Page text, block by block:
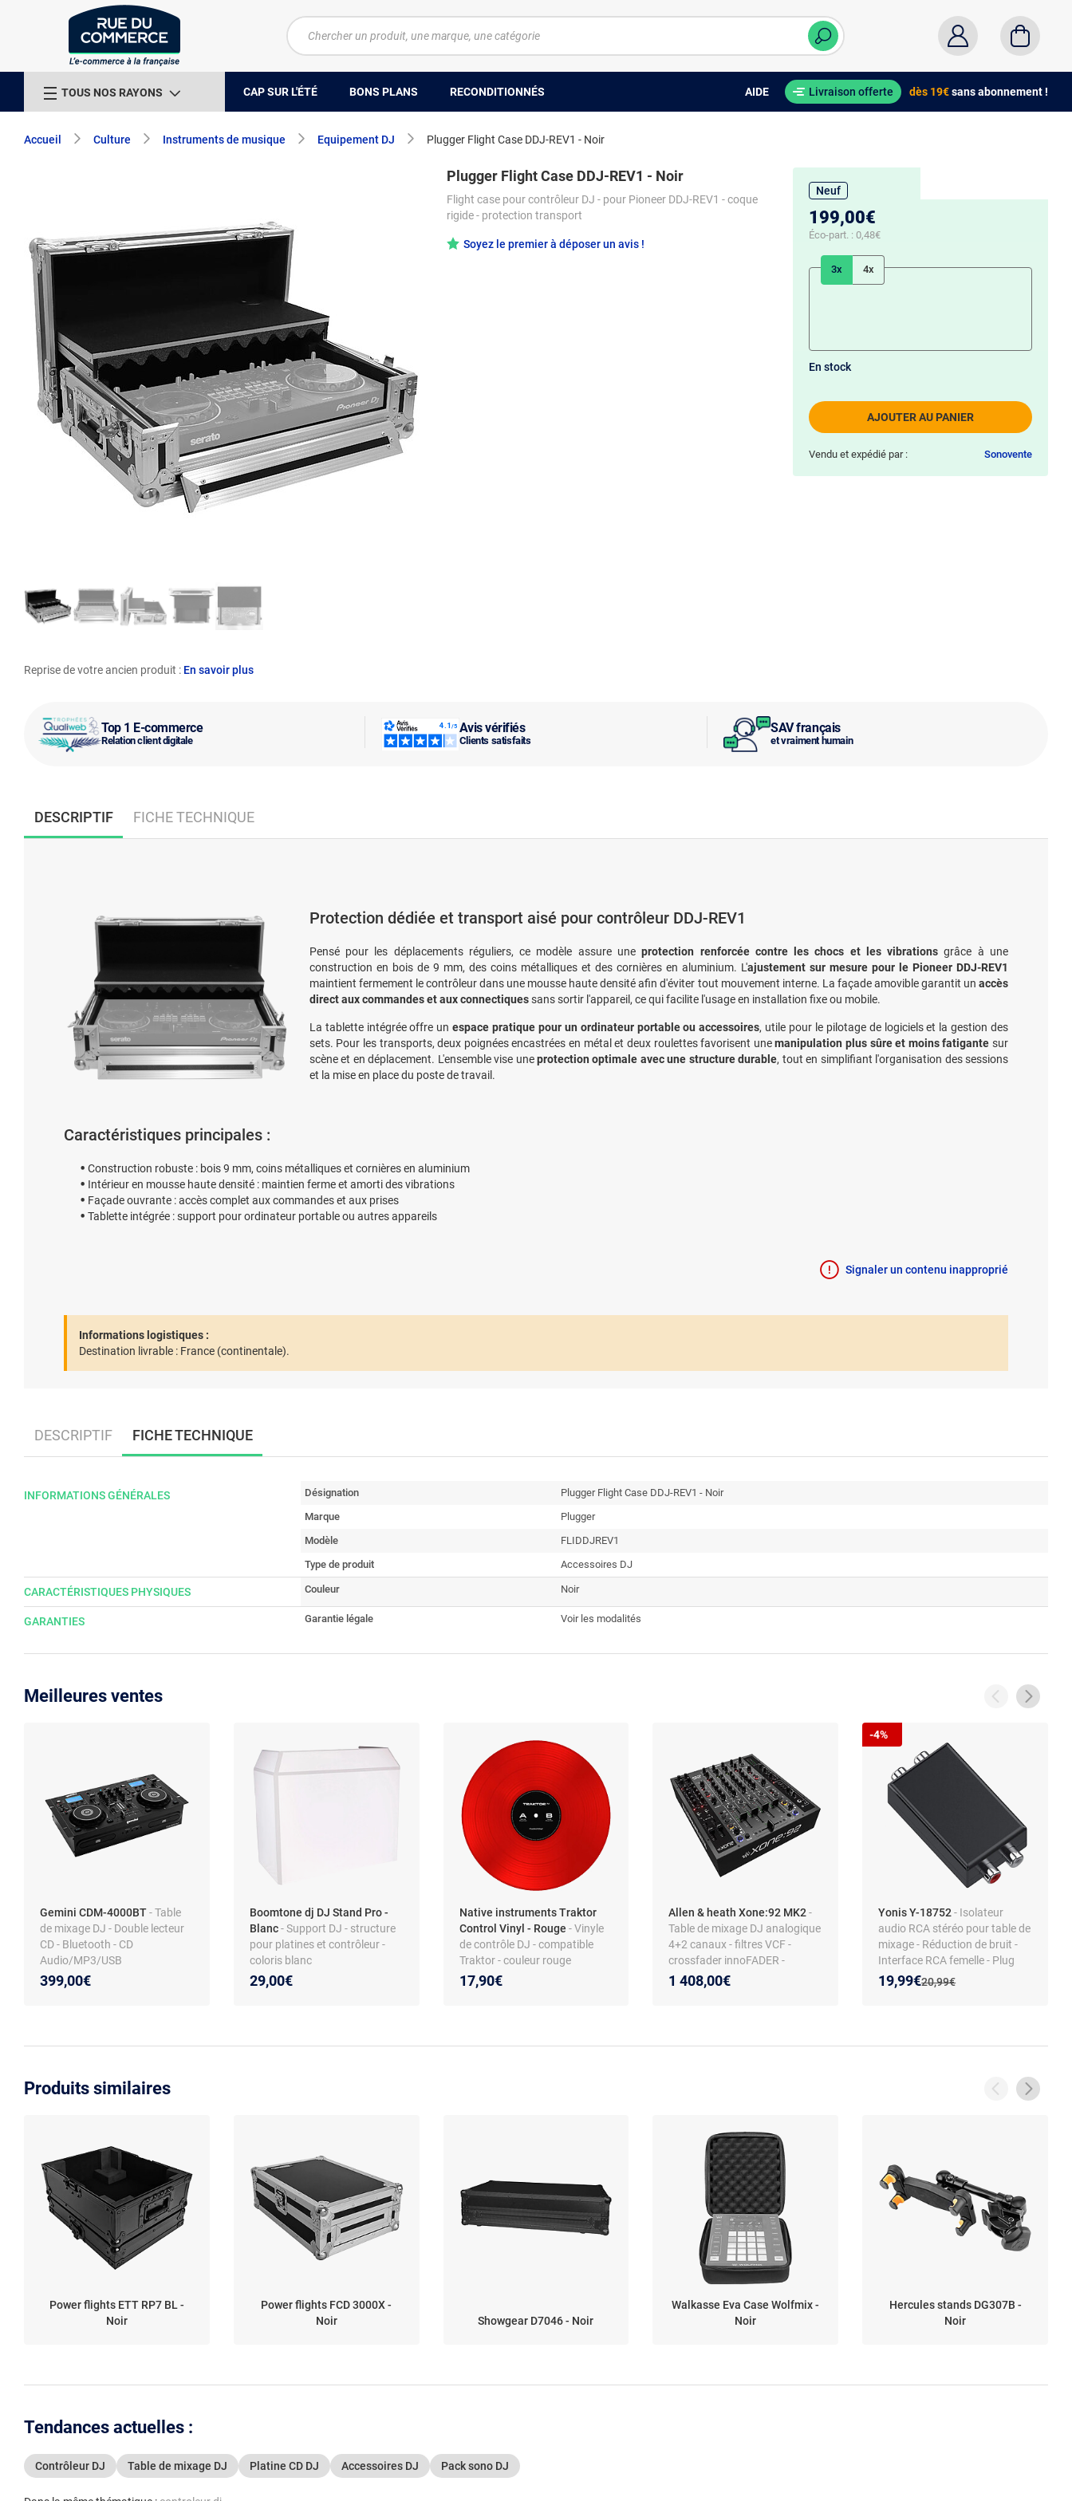
TOUS NOS RAYONS CAP SUR L'ÉTÉ BONS PLANS RECONDITIONNÉS AIDE Livraison offerte dès 19€sans abonnement !
Accueil Culture Instruments de musique Equipement DJ Plugger Flight Case DDJ-REV1 - Noir
Top 1 E-commerce
Relation client digitale
Avis vérifiés
Clients satisfaits
SAV français
et vraiment humain
Reprise de votre ancien produit : En savoir plus
Plugger Flight Case DDJ-REV1 - Noir
Flight case pour contrôleur DJ - pour Pioneer DDJ-REV1 - coque
rigide - protection transport
Soyez le premier à déposer un avis !
Neuf
199,00€
Éco-part. : 0,48€
3x 4x
AJOUTER AU PANIER
En stock
Vendu et expédié par : Sonovente
DESCRIPTIF FICHE TECHNIQUE
Protection dédiée et transport aisé pour contrôleur DDJ-REV1
Pensé pour les déplacements réguliers, ce modèle assure uneprotection renforcée contre les chocs et les vibrations grâce à une
construction en bois de 9 mm, des coins métalliques et des cornières en aluminium. L'ajustement sur mesure pour le Pioneer DDJ-REV1
maintient fermement le contrôleur dans une mousse haute densité afin d'éviter tout mouvement interne. La façade amovible garantit un accès
direct aux commandes et aux connectiquessans sortir l'appareil, ce qui facilite l'usage en installation fixe ou mobile.
La tablette intégrée offre unespace pratique pour un ordinateur portable ou accessoires, utile pour le pilotage de logiciels et la gestion des
sets. Pour les transports, deux poignées encastrées en métal et deux roulettes favorisent unemanipulation plus sûre et moins fatigante sur
scène et en déplacement. L'ensemble vise uneprotection optimale avec une structure durable, tout en simplifiant l'organisation des sessions
et la mise en place du poste de travail.
Caractéristiques principales :
Construction robuste : bois 9 mm, coins métalliques et cornières en aluminium
Intérieur en mousse haute densité : maintien ferme et amorti des vibrations
Façade ouvrante : accès complet aux commandes et aux prises
Tablette intégrée : support pour ordinateur portable ou autres appareils
Signaler un contenu inapproprié
Informations logistiques :
Destination livrable : France (continentale).
DESCRIPTIF FICHE TECHNIQUE
INFORMATIONS GÉNÉRALES Désignation
Plugger Flight Case DDJ-REV1 - Noir
Marque
Plugger
Modèle
FLIDDJREV1
Type de produit
Accessoires DJ
CARACTÉRISTIQUES PHYSIQUES Couleur Noir
GARANTIES Garantie légale Voir les modalités
Meilleures ventes
Gemini CDM-4000BT- Table
de mixage DJ - Double lecteur
CD - Bluetooth - CD
Audio/MP3/USB
399,00€
Boomtone dj DJ Stand Pro -
Blanc- Support DJ - structure
pour platines et contrôleur -
coloris blanc
29,00€
Native instruments Traktor
Control Vinyl - Rouge - Vinyle
de contrôle DJ - compatible
Traktor - couleur rouge
17,90€
Allen & heath Xone:92 MK2-
Table de mixage DJ analogique
4+2 canaux - filtres VCF -
crossfader innoFADER -
compteur BPM - finition
robuste
1 408,00€
Yonis Y-18752- Isolateur
audio RCA stéréo pour table de
mixage - Réduction de bruit -
Interface RCA femelle - Plug
and play - Élimine les
interférences - Boîtier compact
Ancien prix :
20,99€
Nouveau prix :
19,99€
Réduction de :
-4%
Produits similaires
Power flights ETT RP7 BL -
Noir
Power flights FCD 3000X -
Noir
Showgear D7046 - Noir
Walkasse Eva Case Wolfmix -
Noir
Hercules stands DG307B -
Noir
Tendances actuelles :
Contrôleur DJ Table de mixage DJ Platine CD DJ Accessoires DJ Pack sono DJ